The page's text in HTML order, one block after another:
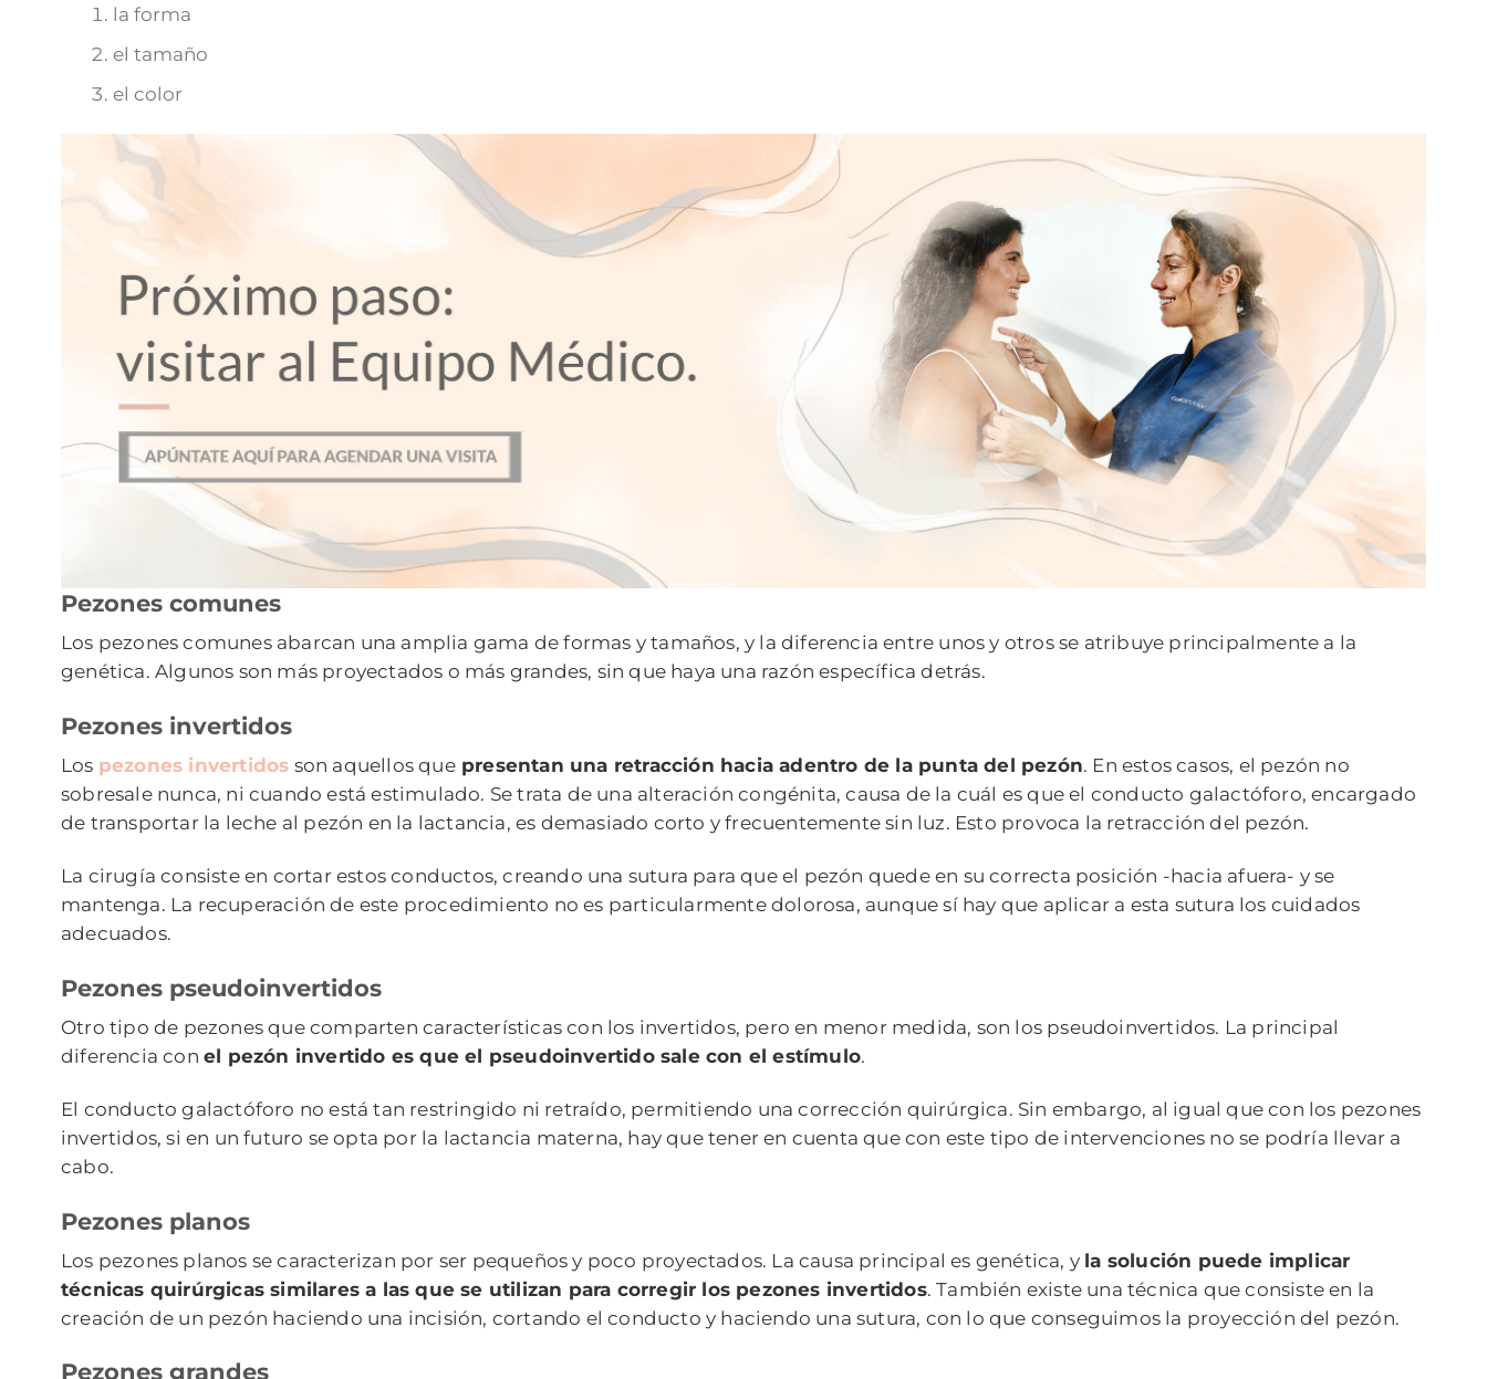
la forma
el tamaño
el color
Pezones comunes
Los pezones comunes abarcan una amplia gama de formas y tamaños, y la diferencia entre unos y otros se atribuye principalmente a la
genética. Algunos son más proyectados o más grandes, sin que haya una razón específica detrás.
Pezones invertidos
Los pezones invertidos son aquellos quepresentan una retracción hacia adentro de la punta del pezón. En estos casos, el pezón no
sobresale nunca, ni cuando está estimulado. Se trata de una alteración congénita, causa de la cuál es que el conducto galactóforo, encargado
de transportar la leche al pezón en la lactancia, es demasiado corto y frecuentemente sin luz. Esto provoca la retracción del pezón.
La cirugía consiste en cortar estos conductos, creando una sutura para que el pezón quede en su correcta posición -hacia afuera- y se
mantenga. La recuperación de este procedimiento no es particularmente dolorosa, aunque sí hay que aplicar a esta sutura los cuidados
adecuados.
Pezones pseudoinvertidos
Otro tipo de pezones que comparten características con los invertidos, pero en menor medida, son los pseudoinvertidos. La principal
diferencia con el pezón invertido es que el pseudoinvertido sale con el estímulo.
El conducto galactóforo no está tan restringido ni retraído, permitiendo una corrección quirúrgica. Sin embargo, al igual que con los pezones
invertidos, si en un futuro se opta por la lactancia materna, hay que tener en cuenta que con este tipo de intervenciones no se podría llevar a
cabo.
Pezones planos
Los pezones planos se caracterizan por ser pequeños y poco proyectados. La causa principal es genética, y la solución puede implicar
técnicas quirúrgicas similares a las que se utilizan para corregir los pezones invertidos. También existe una técnica que consiste en la
creación de un pezón haciendo una incisión, cortando el conducto y haciendo una sutura, con lo que conseguimos la proyección del pezón.
Pezones grandes